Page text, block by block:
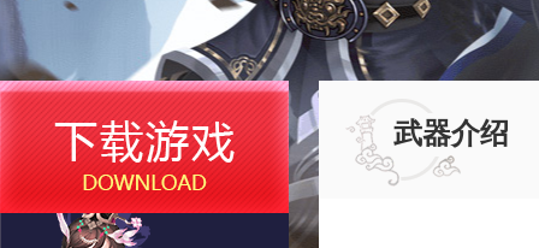
武器介绍